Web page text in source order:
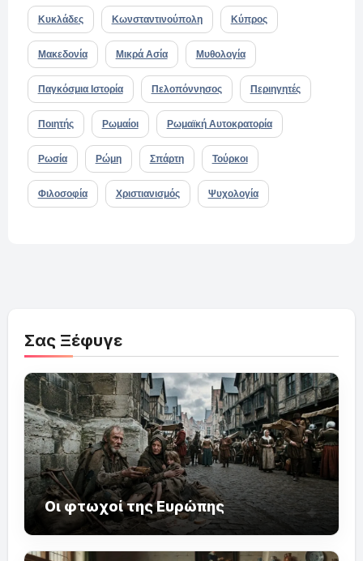
Κυκλάδες Κωνσταντινούπολη Κύπρος
Μακεδονία Μικρά Ασία Μυθολογία
Παγκόσμια Ιστορία Πελοπόννησος Περιηγητές
Ποιητής Ρωμαίοι Ρωμαϊκή Αυτοκρατορία
Ρωσία Ρώμη Σπάρτη Τούρκοι
Φιλοσοφία Χριστιανισμός Ψυχολογία
Σας Ξέφυγε
Οι φτωχοί της Ευρώπης